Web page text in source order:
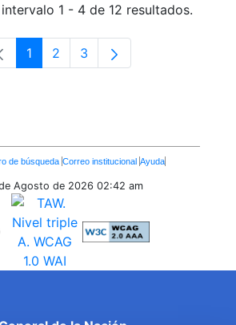
1 - 4 de 12 resultados.
Página
1 Página
2 Página
3
de búsqueda Correo institucional Ayuda
Agosto de 2026 02:42 am